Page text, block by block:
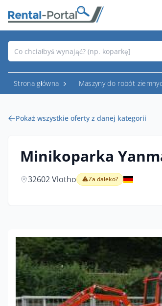
Strona główna Maszyny do robót
Pokaż wszystkie oferty z danej kategorii
Minikoparka
32602 Vlotho Za daleko?